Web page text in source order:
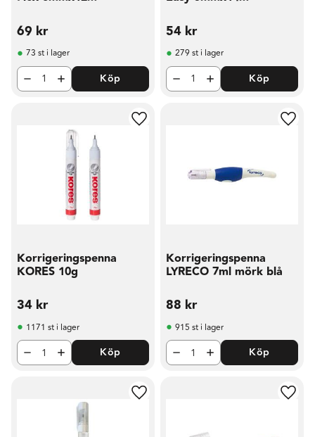
69 kr
73 st i lager
Köp
54 kr
279 st i lager
Köp
Korrigeringspenna
KORES 10g
34 kr
Lägg till i favoriter
1171 st i lager
Köp
Korrigeringspenna
LYRECO 7ml mörk blå
88 kr
915 st i lager
Köp
Lägg till i favoriter